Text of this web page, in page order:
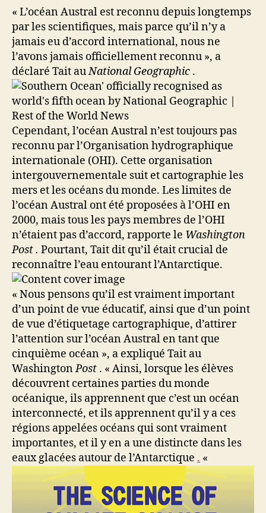
« L’océan Austral est reconnu depuis longtemps
par les scientifiques, mais parce qu’il n’y a
jamais eu d’accord international, nous ne
l’avons jamais officiellement reconnu », a
déclaré Tait auNational Geographic .
Cependant, l’océan Austral n’est toujours pas
reconnu par l’Organisation hydrographique
internationale (OHI). Cette organisation
intergouvernementale suit et cartographie les
mers et les océans du monde. Les limites de
l’océan Austral ont été proposées à l’OHI en
2000, mais tous les pays membres de l’OHI
n’étaient pas d’accord, rapporte le Washington
Post . Pourtant, Tait dit qu’il était crucial de
reconnaître l’eau entourant l’Antarctique.
« Nous pensons qu’il est vraiment important
d’un point de vue éducatif, ainsi que d’un point
de vue d’étiquetage cartographique, d’attirer
l’attention sur l’océan Austral en tant que
cinquième océan », a expliqué Tait au
WashingtonPost . « Ainsi, lorsque les élèves
découvrent certaines parties du monde
océanique, ils apprennent que c’est un océan
interconnecté, et ils apprennent qu’il y a ces
régions appelées océans qui sont vraiment
importantes, et il y en a une distincte dans les
eaux glacées autour de l’Antarctique . «